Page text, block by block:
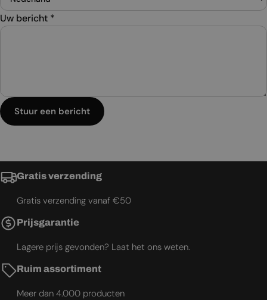
Uw bericht *
Stuur een bericht
Gratis verzending
Gratis verzending vanaf €50
Prijsgarantie
Lagere prijs gevonden? Laat het ons weten.
Ruim assortiment
Meer dan 4.000 producten